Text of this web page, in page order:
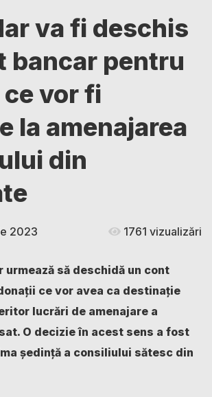
va fi deschis
bancar pentru
vor fi
la amenajarea
din
2023 1761 vizualizări
urmează să deschidă un cont
ce vor avea ca destinație
lucrări de amenajare a
O decizie în acest sens a fost
ședință a consiliului sătesc din